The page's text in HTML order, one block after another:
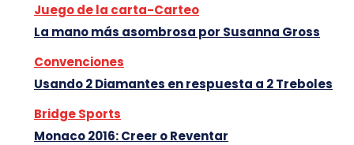
Juego de la carta-Carteo
La mano más asombrosa por Susanna Gross
Convenciones
Usando 2 Diamantes en respuesta a 2 Treboles
Bridge Sports
Monaco 2016: Creer o Reventar